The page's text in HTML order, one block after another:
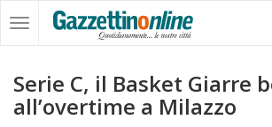
Serie C, il Basket Giarre
all’overtime a Milazzo